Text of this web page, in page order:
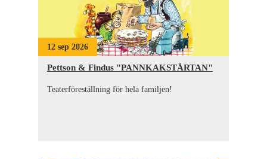
12 sep 2026
Pettson & Findus "PANNKAKSTÅRTAN"
Teaterföreställning för hela familjen!